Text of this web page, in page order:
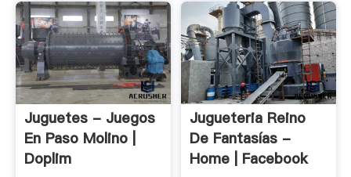
Juguetes - Juegos
En Paso Molino |
Doplim
Jugueteria Reino
De Fantasías -
Home | Facebook